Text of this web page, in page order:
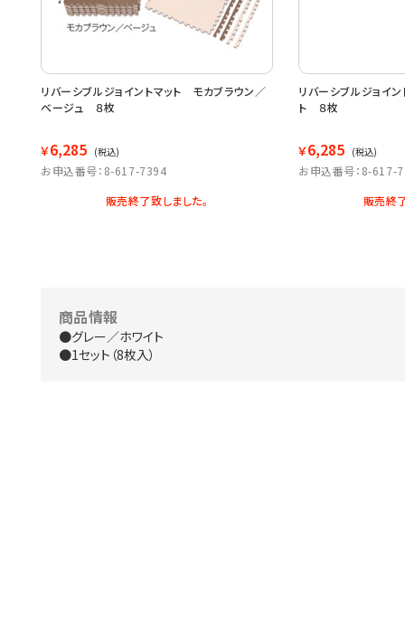
リバーシブルジョイントマット モカブラウン／
ベージュ ８枚
￥6,285 (税込)
お申込番号：8-617-7394
販売終了致しました。
リバーシブルジョイ
ト ８枚
￥6,285 (税込)
お申込番号：8-617-
販売終
商品情報
●グレー／ホワイト
●1セット（8枚入）